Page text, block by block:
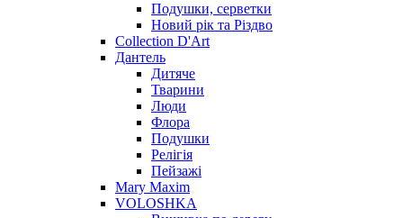
Подушки, серветки
Новий рік та Різдво
Collection D'Art
Дантель
Дитяче
Тварини
Люди
Флора
Подушки
Релігія
Пейзажі
Mary Maxim
VOLOSHKA